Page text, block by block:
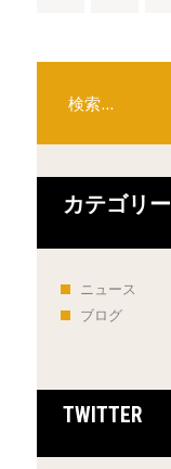
ジ
送
カテゴリー
ニュース
ブログ
TWITTER